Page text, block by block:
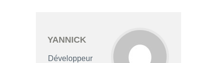
YANNICK
Développeur